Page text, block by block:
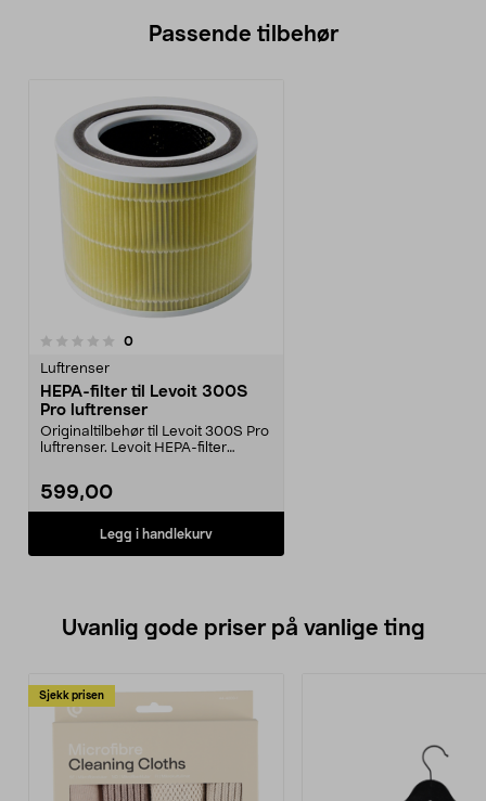
Passende tilbehør
0anmeldelser
Luftrenser
HEPA-filter til Levoit 300S
Pro luftrenser
Originaltilbehør til Levoit 300S Pro
luftrenser. Levoit HEPA-filter
599,00
Legg i handlekurv
Uvanlig gode priser på vanlige ting
Sjekk prisen